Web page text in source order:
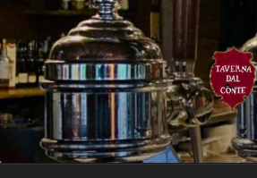
contenuto